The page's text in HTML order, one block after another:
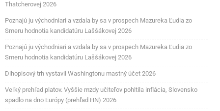
Thatcherovej 2026
Poznajú ju východniari a vzdala by sa v prospech Mazureka Ľudia zo
Smeru hodnotia kandidatúru Laššákovej 2026
Poznajú ju východniari a vzdala by sa v prospech Mazureka Ľudia zo
Smeru hodnotia kandidatúru Laššákovej 2026
Dlhopisový trh vystavil Washingtonu mastný účet 2026
Veľký prehľad platov. Vyššie mzdy učiteľov pohltila inflácia, Slovensko
spadlo na dno Európy (prehľad HN) 2026